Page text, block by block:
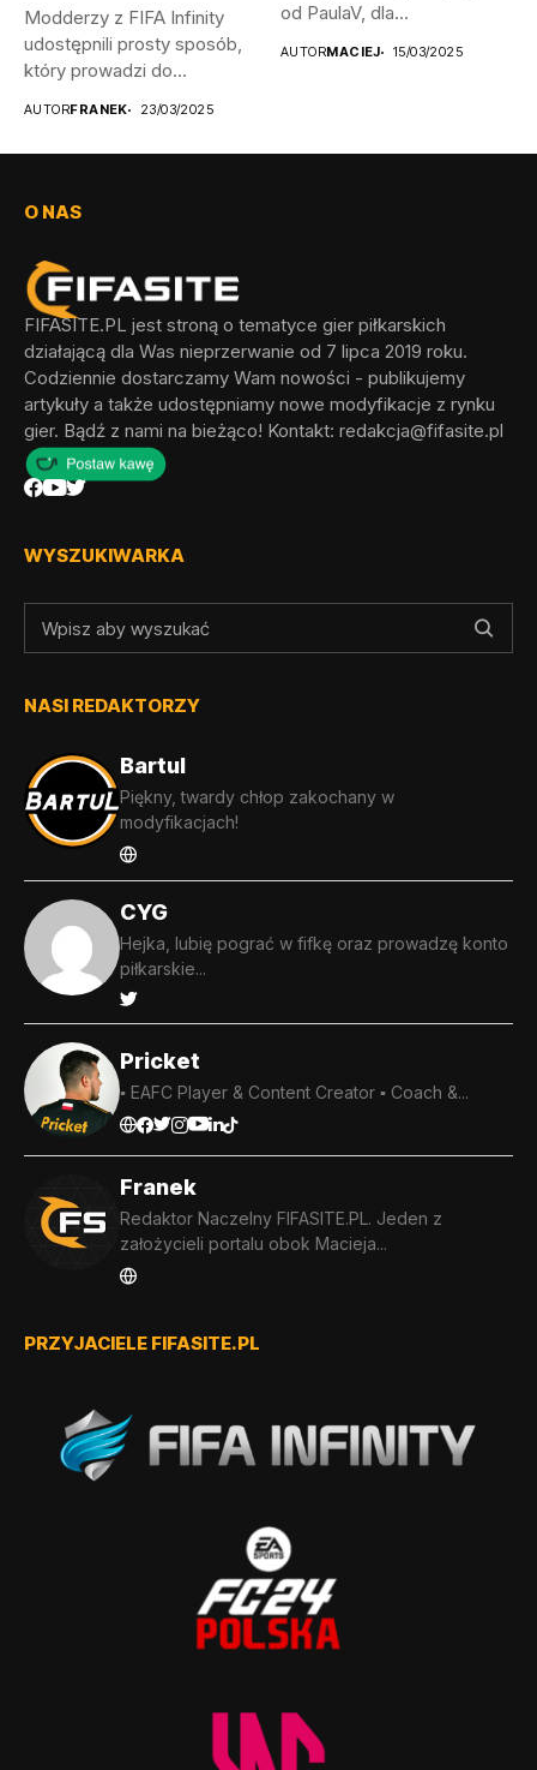
Modderzy z FIFA Infinity
udostępnili prosty sposób,
który prowadzi do
AUTORFRANEK 23/03/2025
od PaulaV, dla...
AUTORMACIEJ 15/03/2025
O NAS
FIFASITE.PL jest stroną o tematyce gier piłkarskich
działającą dla Was nieprzerwanie od 7 lipca 2019 roku.
Codziennie dostarczamy Wam nowości - publikujemy
artykuły a także udostępniamy nowe modyfikacje z rynku
gier. Bądź z nami na bieżąco! Kontakt: redakcja@fifasite.pl
WYSZUKIWARKA
NASI REDAKTORZY
Bartul
Piękny, twardy chłop zakochany w
modyfikacjach!
CYG
Hejka, lubię pograć w fifkę oraz prowadzę konto
piłkarskie...
Pricket
▪️ EAFC Player & Content Creator ▪️ Coach &...
Franek
Redaktor Naczelny FIFASITE.PL. Jeden z
założycieli portalu obok Macieja...
PRZYJACIELE FIFASITE.PL